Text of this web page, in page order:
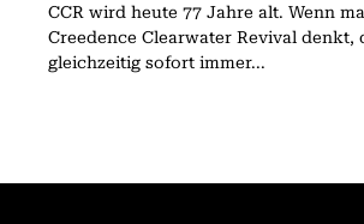
CCR wird heute 77 Jahre alt. Wenn man an
Creedence Clearwater Revival denkt,
gleichzeitig sofort immer...